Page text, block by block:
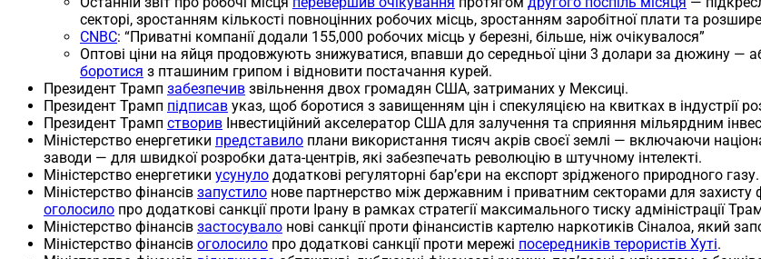
секторі, зростанням кількості повноцінних робочих місць, зростанням заробітної плати та
CNBC: “Приватні компанії додали 155,000 робочих місць у березні, більше, ніж очікувалося”
Оптові ціни на яйця продовжують знижуватися, впавши до середньої ціни 3 долари за дюжину —
боротися з пташиним грипом і відновити постачання курей.
Президент Трамп забезпечив звільнення двох громадян США, затриманих у Мексиці.
Президент Трамп підписав указ, щоб боротися з завищенням цін і спекуляцією на квитках в індустрії
Президент Трамп створив Інвестиційний акселератор США для залучення та сприяння мільярдним
Міністерство енергетики представило плани використання тисяч акрів своєї землі — включаючи
заводи — для швидкої розробки дата-центрів, які забезпечать революцію в штучному інтелекті.
Міністерство енергетики усунуло додаткові регуляторні бар’єри на експорт зрідженого природного газу.
Міністерство фінансів запустило нове партнерство між державним і приватним секторами для захисту
оголосило про додаткові санкції проти Ірану в рамках стратегії максимального тиску адміністрації
Міністерство фінансів застосувало нові санкції проти фінансистів картелю наркотиків Сіналоа, який
Міністерство фінансів оголосило про додаткові санкції проти мережі посередників терористів Хуті.